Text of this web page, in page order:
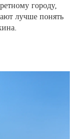
городу,
лучше понять